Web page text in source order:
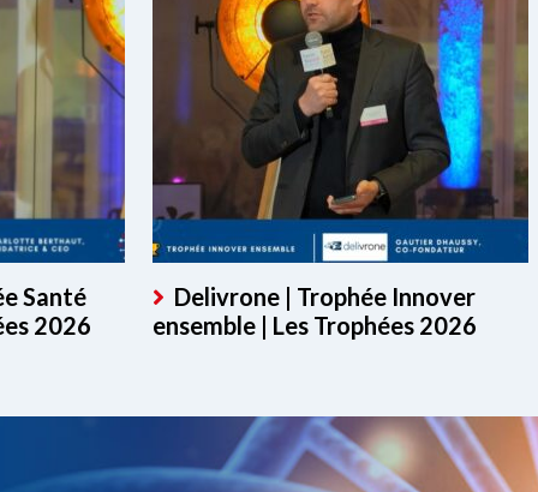
Santé
2026
Delivrone | Trophée Innover
ensemble | Les Trophées 2026